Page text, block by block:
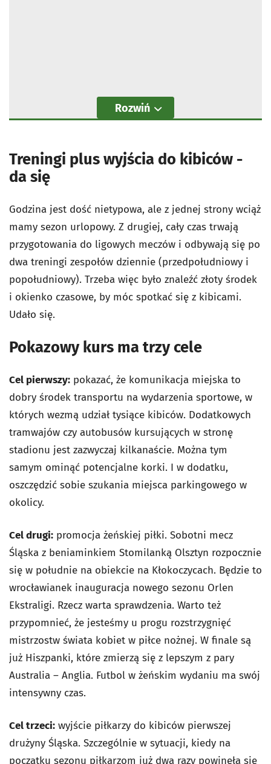
Rozwiń
Treningi plus wyjścia do kibiców -
da się
Godzina jest dość nietypowa, ale z jednej strony wciąż
mamy sezon urlopowy. Z drugiej, cały czas trwają
przygotowania do ligowych meczów i odbywają się po
dwa treningi zespołów dziennie (przedpołudniowy i
popołudniowy). Trzeba więc było znaleźć złoty środek
i okienko czasowe, by móc spotkać się z kibicami.
Udało się.
Pokazowy kurs ma trzy cele
Cel pierwszy: pokazać, że komunikacja miejska to
dobry środek transportu na wydarzenia sportowe, w
których wezmą udział tysiące kibiców. Dodatkowych
tramwajów czy autobusów kursujących w stronę
stadionu jest zazwyczaj kilkanaście. Można tym
samym ominąć potencjalne korki. I w dodatku,
oszczędzić sobie szukania miejsca parkingowego w
okolicy.
Cel drugi: promocja żeńskiej piłki. Sobotni mecz
Śląska z beniaminkiem Stomilanką Olsztyn rozpocznie
się w południe na obiekcie na Kłokoczycach. Będzie to
wrocławianek inauguracja nowego sezonu Orlen
Ekstraligi. Rzecz warta sprawdzenia. Warto też
przypomnieć, że jesteśmy u progu rozstrzygnięć
mistrzostw świata kobiet w piłce nożnej. W finale są
już Hiszpanki, które zmierzą się z lepszym z pary
Australia – Anglia. Futbol w żeńskim wydaniu ma swój
intensywny czas.
Cel trzeci: wyjście piłkarzy do kibiców pierwszej
drużyny Śląska. Szczególnie w sytuacji, kiedy na
początku sezonu piłkarzom już dwa razy powinęła się